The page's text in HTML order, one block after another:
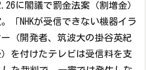
に閣議で罰金法案（割増金）
「NHKが受信できない機器イラ
（開発者、筑波大の掛谷英紀
を付けたテレビは受信料を支